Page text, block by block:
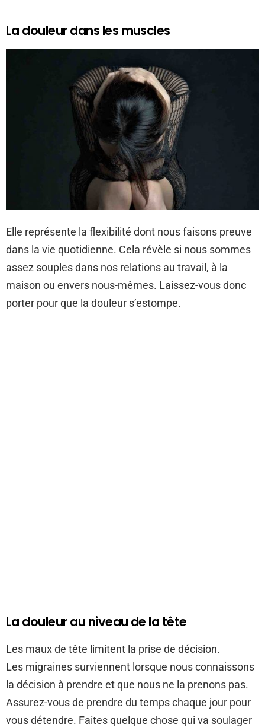
La douleur dans les muscles
Elle représente la flexibilité dont nous faisons preuve
dans la vie quotidienne. Cela révèle si nous sommes
assez souples dans nos relations au travail, à la
maison ou envers nous-mêmes. Laissez-vous donc
porter pour que la douleur s’estompe.
La douleur au niveau de la tête
Les maux de tête limitent la prise de décision.
Les migraines surviennent lorsque nous connaissons
la décision à prendre et que nous ne la prenons pas.
Assurez-vous de prendre du temps chaque jour pour
vous détendre. Faites quelque chose qui va soulager